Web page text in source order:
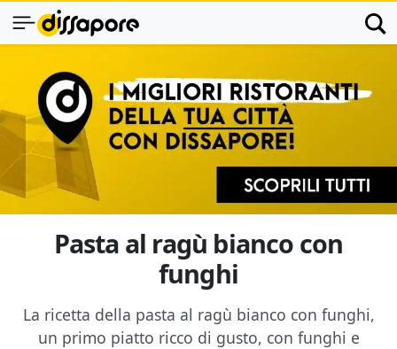
Pasta al ragù bianco con
funghi
La ricetta della pasta al ragù bianco con funghi,
un primo piatto ricco di gusto, con funghi e